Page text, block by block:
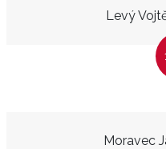
Levý
Moravec